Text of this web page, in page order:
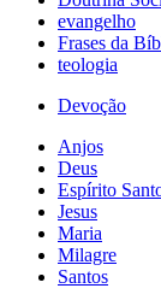
evangelho
Frases da
teologia
Devoção
Anjos
Deus
Espírito
Jesus
Maria
Milagre
Santos